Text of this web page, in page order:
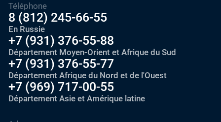
Téléphone
8 (812) 245-66-55
En Russie
+7 (931) 376-55-88
Département Moyen-Orient et Afrique du Sud
+7 (931) 376-55-77
Département Afrique du Nord et de l'Ouest
+7 (969) 717-00-55
Département Asie et Amérique latine